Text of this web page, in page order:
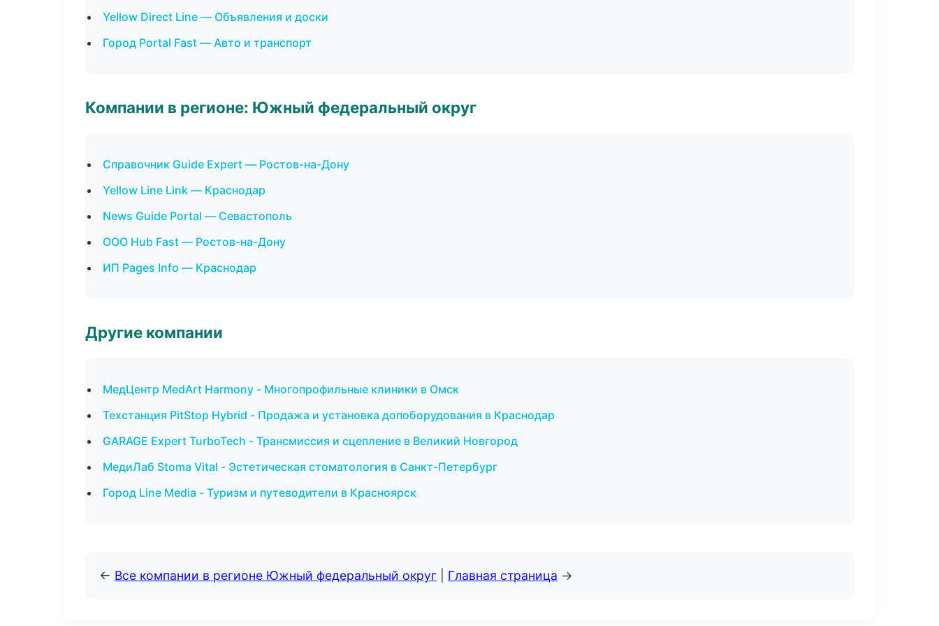
Yellow Direct Line — Объявления и доски
Город Portal Fast — Авто и транспорт
Компании в регионе: Южный федеральный округ
Справочник Guide Expert — Ростов-на-Дону
Yellow Line Link — Краснодар
News Guide Portal — Севастополь
ООО Hub Fast — Ростов-на-Дону
ИП Pages Info — Краснодар
Другие компании
МедЦентр MedArt Harmony - Многопрофильные клиники в Омск
Техстанция PitStop Hybrid - Продажа и установка допоборудования в Краснодар
GARAGE Expert TurboTech - Трансмиссия и сцепление в Великий Новгород
МедиЛаб Stoma Vital - Эстетическая стоматология в Санкт-Петербург
Город Line Media - Туризм и путеводители в Красноярск
← Все компании в регионе Южный федеральный округ Главная страница →